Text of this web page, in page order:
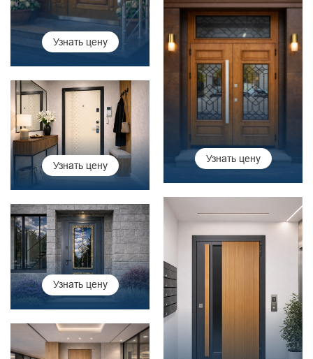
Узнать цену
Узнать цену
Узнать цену
Узнать цену